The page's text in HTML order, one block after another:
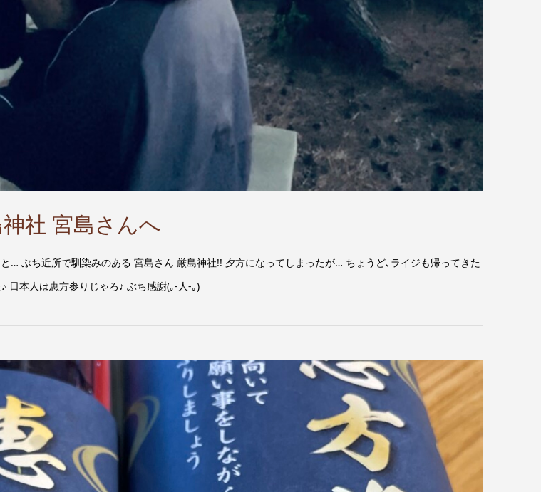
社 宮島さんへ
… ぶち近所で馴染みのある 宮島さん 厳島神社!! 夕方になってしまったが… ちょうど､ライジも帰ってきた
日本人は恵方参りじゃろ♪ ぶち感謝(｡-人-｡)